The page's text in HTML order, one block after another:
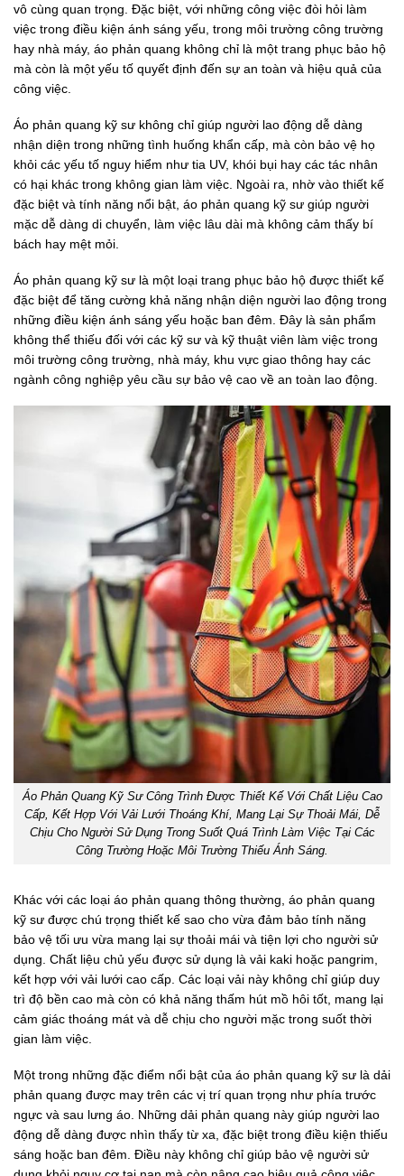
vô cùng quan trọng. Đặc biệt, với những công việc đòi hỏi làm
việc trong điều kiện ánh sáng yếu, trong môi trường công trường
hay nhà máy, áo phản quang không chỉ là một trang phục bảo hộ
mà còn là một yếu tố quyết định đến sự an toàn và hiệu quả của
công việc.
Áo phản quang kỹ sư không chỉ giúp người lao động dễ dàng
nhận diện trong những tình huống khẩn cấp, mà còn bảo vệ họ
khỏi các yếu tố nguy hiểm như tia UV, khói bụi hay các tác nhân
có hại khác trong không gian làm việc. Ngoài ra, nhờ vào thiết kế
đặc biệt và tính năng nổi bật, áo phản quang kỹ sư giúp người
mặc dễ dàng di chuyển, làm việc lâu dài mà không cảm thấy bí
bách hay mệt mỏi.
Áo phản quang kỹ sư là một loại trang phục bảo hộ được thiết kế
đặc biệt để tăng cường khả năng nhận diện người lao động trong
những điều kiện ánh sáng yếu hoặc ban đêm. Đây là sản phẩm
không thể thiếu đối với các kỹ sư và kỹ thuật viên làm việc trong
môi trường công trường, nhà máy, khu vực giao thông hay các
ngành công nghiệp yêu cầu sự bảo vệ cao về an toàn lao động.
Áo Phản Quang Kỹ Sư Công Trình Được Thiết Kế Với Chất Liệu Cao
Cấp, Kết Hợp Với Vải Lưới Thoáng Khí, Mang Lại Sự Thoải Mái, Dễ
Chịu Cho Người Sử Dụng Trong Suốt Quá Trình Làm Việc Tại Các
Công Trường Hoặc Môi Trường Thiếu Ánh Sáng.
Khác với các loại áo phản quang thông thường, áo phản quang
kỹ sư được chú trọng thiết kế sao cho vừa đảm bảo tính năng
bảo vệ tối ưu vừa mang lại sự thoải mái và tiện lợi cho người sử
dụng. Chất liệu chủ yếu được sử dụng là vải kaki hoặc pangrim,
kết hợp với vải lưới cao cấp. Các loại vải này không chỉ giúp duy
trì độ bền cao mà còn có khả năng thấm hút mồ hôi tốt, mang lại
cảm giác thoáng mát và dễ chịu cho người mặc trong suốt thời
gian làm việc.
Một trong những đặc điểm nổi bật của áo phản quang kỹ sư là dải
phản quang được may trên các vị trí quan trọng như phía trước
ngực và sau lưng áo. Những dải phản quang này giúp người lao
động dễ dàng được nhìn thấy từ xa, đặc biệt trong điều kiện thiếu
sáng hoặc ban đêm. Điều này không chỉ giúp bảo vệ người sử